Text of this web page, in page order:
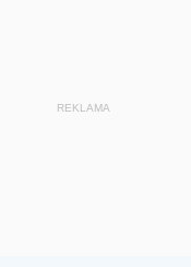
1962REKLAMA